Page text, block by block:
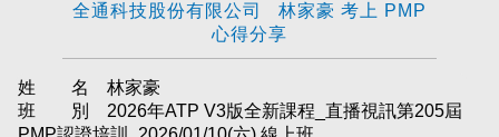
全通科技股份有限公司 林家豪 考上 PMP
心得分享
姓 名 林家豪
班 別 2026年ATP V3版全新課程_直播視訊第205屆